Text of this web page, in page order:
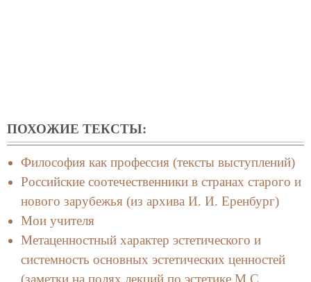
ПОХОЖИЕ ТЕКСТЫ:
Философия как профессия (тексты выступлений)
Российские соотечественники в странах старого и
нового зарубежья (из архива И. И. Еренбург)
Мои учителя
Метаценностный характер эстетического и
системность основных эстетических ценностей
(заметки на полях лекций по эстетике М.С.